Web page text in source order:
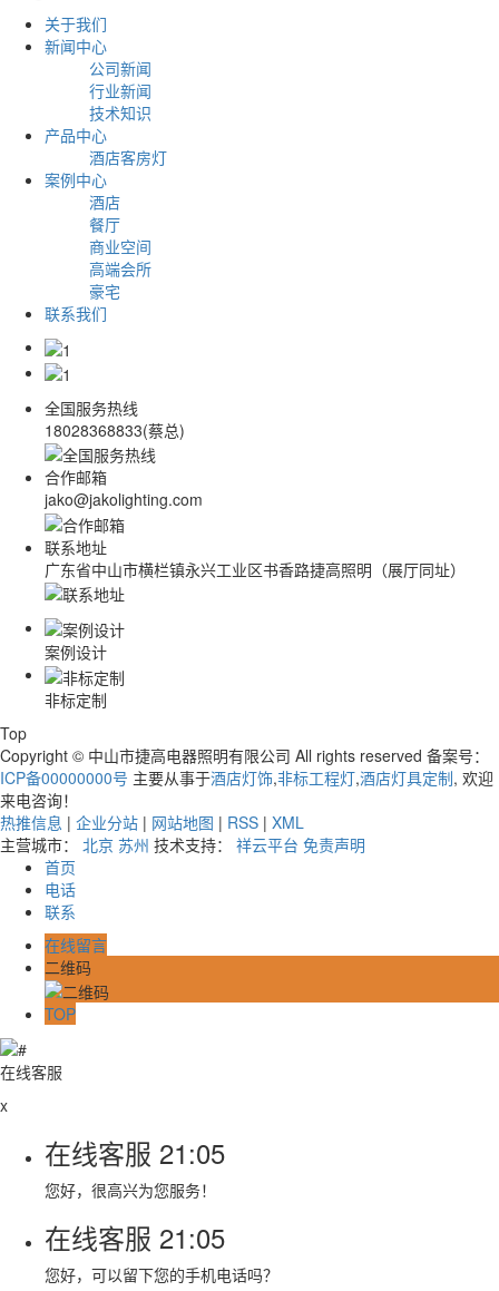
关于我们
新闻中心
公司新闻
行业新闻
技术知识
产品中心
酒店客房灯
案例中心
酒店
餐厅
商业空间
高端会所
豪宅
联系我们
全国服务热线
18028368833(蔡总)
合作邮箱
jako@jakolighting.com
联系地址
广东省中山市横栏镇永兴工业区书香路捷高照明（展厅同址）
案例设计
非标定制
Top
Copyright © 中山市捷高电器照明有限公司 All rights reserved 备案号：
ICP备00000000号 主要从事于酒店灯饰,非标工程灯,酒店灯具定制, 欢迎
来电咨询！
热推信息 | 企业分站 | 网站地图 | RSS | XML
主营城市： 北京 苏州 技术支持： 祥云平台 免责声明
首页
电话
联系
在线留言
二维码
TOP
在线客服
x
在线客服 21:05
您好，很高兴为您服务！
在线客服 21:05
您好，可以留下您的手机电话吗？